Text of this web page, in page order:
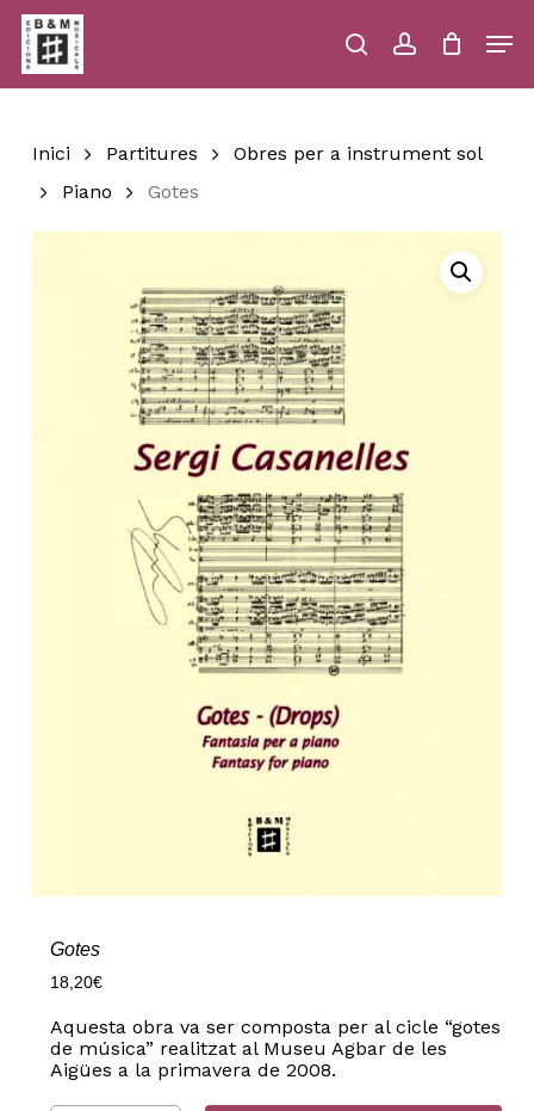
Skip
main
content
searchaccount
Close
Inici Partitures
Obres per a instrument sol
Piano
Gotes
Gotes
18,20€
Aquesta obra va ser composta per al cicle “gotes
de música” realitzat al Museu Agbar de les
Aigües a la primavera de 2008.
Menu